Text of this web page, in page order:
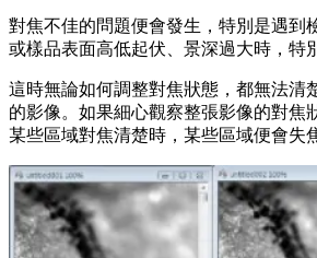
對焦不佳的問題便會發生，特別是遇到
或樣品表面高低起伏、景深過大時，特
這時無論如何調整對焦狀態，都無法清
的影像。如果細心觀察整張影像的對焦
某些區域對焦清楚時，某些區域便會失